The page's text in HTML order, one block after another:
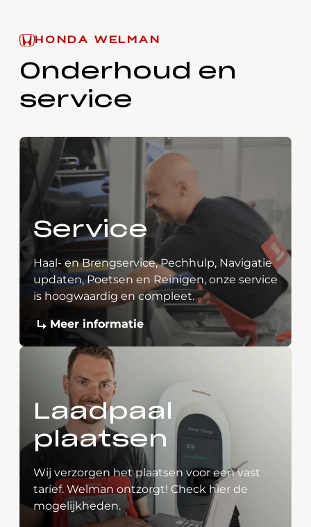
HONDA WELMAN
Onderhoud en
service
Service
Haal- en Brengservice, Pechhulp, Navigatie
updaten, Poetsen en Reinigen, onze service
is hoogwaardig en compleet.
Meer informatie
Laadpaal
plaatsen
Wij verzorgen het plaatsen voor een vast
tarief. Welman ontzorgt! Check hier de
mogelijkheden.